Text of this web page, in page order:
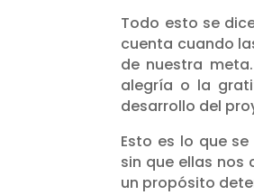
Todo esto se
cuenta cuando
de nuestra
alegría o la
desarrollo del
Esto es lo que
sin que ellas nos
un propósito